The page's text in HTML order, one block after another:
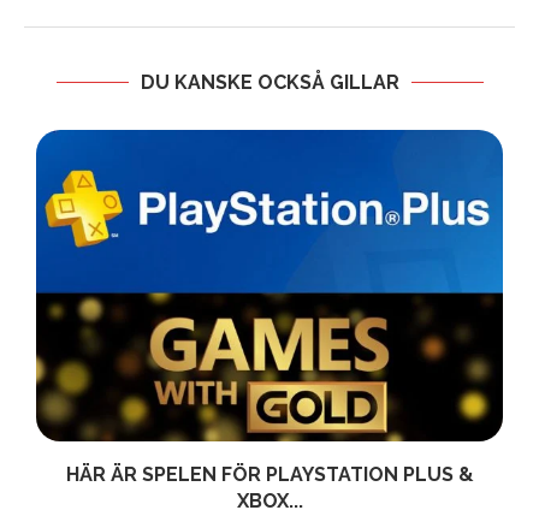
DU KANSKE OCKSÅ GILLAR
HÄR ÄR SPELEN FÖR PLAYSTATION PLUS &
XBOX...